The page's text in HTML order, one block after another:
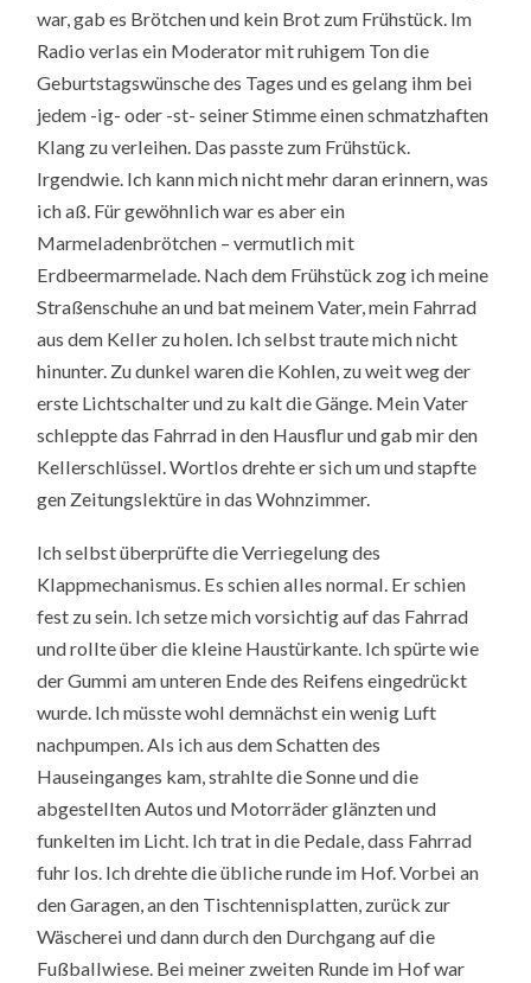
war, gab es Brötchen und kein Brot zum Frühstück. Im
Radio verlas ein Moderator mit ruhigem Ton die
Geburtstagswünsche des Tages und es gelang ihm bei
jedem -ig- oder -st- seiner Stimme einen schmatzhaften
Klang zu verleihen. Das passte zum Frühstück.
Irgendwie. Ich kann mich nicht mehr daran erinnern, was
ich aß. Für gewöhnlich war es aber ein
Marmeladenbrötchen – vermutlich mit
Erdbeermarmelade. Nach dem Frühstück zog ich meine
Straßenschuhe an und bat meinem Vater, mein Fahrrad
aus dem Keller zu holen. Ich selbst traute mich nicht
hinunter. Zu dunkel waren die Kohlen, zu weit weg der
erste Lichtschalter und zu kalt die Gänge. Mein Vater
schleppte das Fahrrad in den Hausflur und gab mir den
Kellerschlüssel. Wortlos drehte er sich um und stapfte
gen Zeitungslektüre in das Wohnzimmer.
Ich selbst überprüfte die Verriegelung des
Klappmechanismus. Es schien alles normal. Er schien
fest zu sein. Ich setze mich vorsichtig auf das Fahrrad
und rollte über die kleine Haustürkante. Ich spürte wie
der Gummi am unteren Ende des Reifens eingedrückt
wurde. Ich müsste wohl demnächst ein wenig Luft
nachpumpen. Als ich aus dem Schatten des
Hauseinganges kam, strahlte die Sonne und die
abgestellten Autos und Motorräder glänzten und
funkelten im Licht. Ich trat in die Pedale, dass Fahrrad
fuhr los. Ich drehte die übliche runde im Hof. Vorbei an
den Garagen, an den Tischtennisplatten, zurück zur
Wäscherei und dann durch den Durchgang auf die
Fußballwiese. Bei meiner zweiten Runde im Hof war